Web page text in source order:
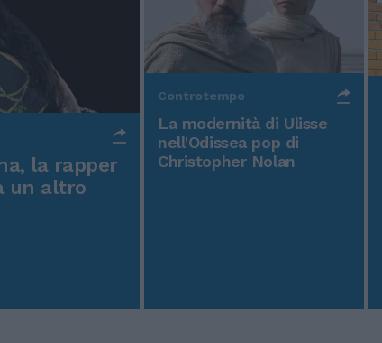
la rapper
un altro
Controtempo
La modernità di Ulisse
nell'Odissea pop di
Christopher Nolan